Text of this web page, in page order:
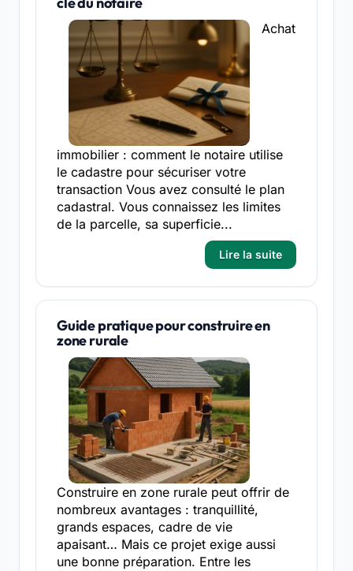
Achat
immobilier : comment le notaire utilise
le cadastre pour sécuriser votre
transaction Vous avez consulté le plan
cadastral. Vous connaissez les limites
de la parcelle, sa superficie...
Lire la suite
Guide pratique pour construire en
zone rurale
Construire en zone rurale peut offrir de
nombreux avantages : tranquillité,
grands espaces, cadre de vie
apaisant… Mais ce projet exige aussi
une bonne préparation. Entre les